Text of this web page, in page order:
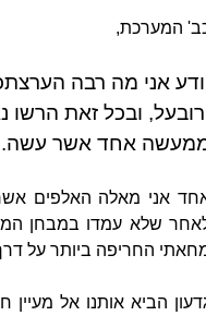
המערכת,
אני מה רבה
ובכל זאת הרשו
אחד אשר עשה.
אני מאלה האלפים
שלא עמדו במבחן
החריפה ביותר על
הביא אותנו אל